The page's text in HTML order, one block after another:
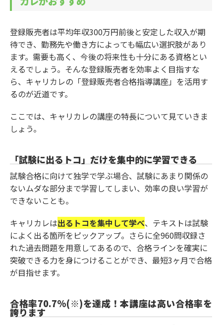
登録販売者は平均年収300万円前後と安定した収入が期
待でき、勤務先や働き方によっても幅広い選択肢があり
ます。需要も高く、今後の将来性も十分にある資格とい
えるでしょう。そんな登録販売者を効率よく目指すな
ら、キャリカレの「登録販売者合格指導講座」を活用す
るのが近道です。
ここでは、キャリカレの講座の特長について見ていきま
しょう。
「試験に出るトコ」だけを集中的に学習できる
試験合格に向けて独学で学ぶ場合、試験にあまり関係の
ないムダな部分まで学習してしまい、効率の良い学習が
できないことも。
キャリカレは出るトコを集中して学べ、テキストは試験
によく出る箇所をピックアップ。さらに全960問収録さ
れた過去問題を用意してあるので、合格ラインを確実に
突破できる力を身につけることができ、最短3ヶ月で合格
が目指せます。
合格率70.7%(※)を達成！本講座は高い合格率を
誇ります